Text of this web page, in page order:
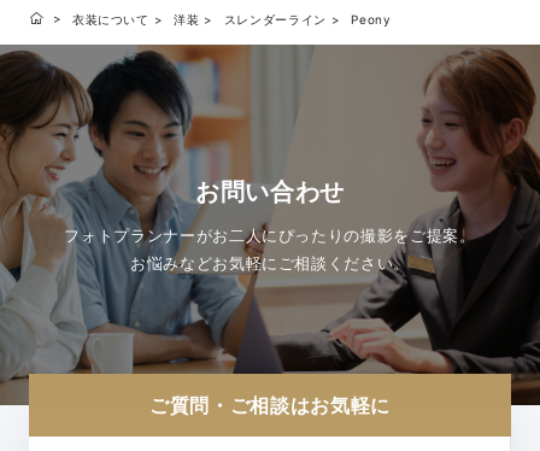
衣装について 洋装 スレンダーライン Peony
お問い合わせ
フォトプランナーがお二人にぴったりの撮影をご提案。
お悩みなどお気軽にご相談ください。
ご質問・ご相談はお気軽に